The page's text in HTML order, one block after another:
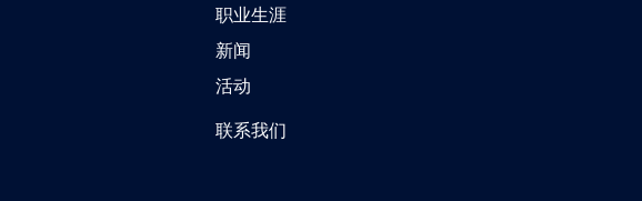
职业生涯
新闻
活动
联系我们